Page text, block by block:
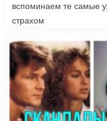
вспоминаем те самые
страхом